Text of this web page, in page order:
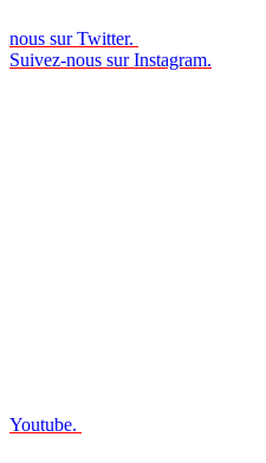
nous sur Twitter.
Suivez-nous sur Instagram.
Youtube.